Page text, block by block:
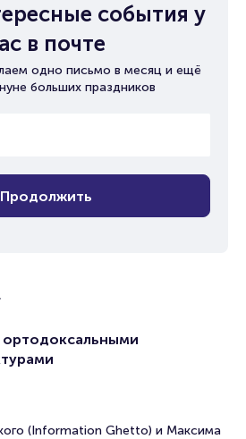
события у
в почте
одно письмо в месяц и ещё
больших праздников
Продолжить
(Information Ghetto) и Максима